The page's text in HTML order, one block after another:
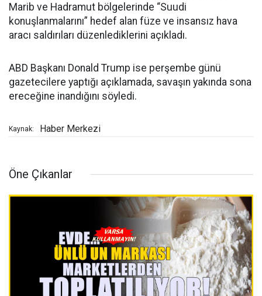
Marib ve Hadramut bölgelerinde “Suudi
konuşlanmalarını” hedef alan füze ve insansız hava
aracı saldırıları düzenlediklerini açıkladı.
ABD Başkanı Donald Trump ise perşembe günü
gazetecilere yaptığı açıklamada, savaşın yakında sona
ereceğine inandığını söyledi.
Kaynak: Haber Merkezi
Öne Çıkanlar